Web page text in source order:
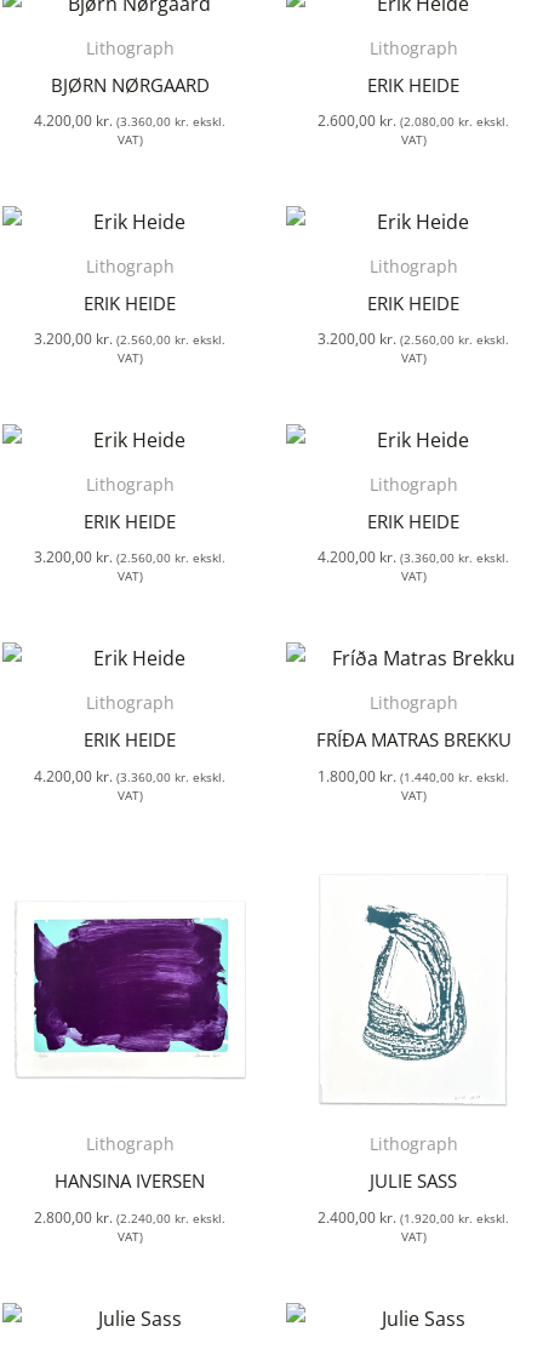
Lithograph
BJØRN NØRGAARD
4.200,00 kr. (3.360,00 kr. ekskl.
VAT)
Lithograph
ERIK HEIDE
2.600,00 kr. (2.080,00 kr. ekskl.
VAT)
Lithograph
ERIK HEIDE
3.200,00 kr. (2.560,00 kr. ekskl.
VAT)
Lithograph
ERIK HEIDE
3.200,00 kr. (2.560,00 kr. ekskl.
VAT)
Lithograph
ERIK HEIDE
3.200,00 kr. (2.560,00 kr. ekskl.
VAT)
Lithograph
ERIK HEIDE
4.200,00 kr. (3.360,00 kr. ekskl.
VAT)
Lithograph
ERIK HEIDE
4.200,00 kr. (3.360,00 kr. ekskl.
VAT)
Lithograph
FRÍÐA MATRAS BREKKU
1.800,00 kr. (1.440,00 kr. ekskl.
VAT)
Lithograph
HANSINA IVERSEN
2.800,00 kr. (2.240,00 kr. ekskl.
VAT)
Lithograph
JULIE SASS
2.400,00 kr. (1.920,00 kr. ekskl.
VAT)